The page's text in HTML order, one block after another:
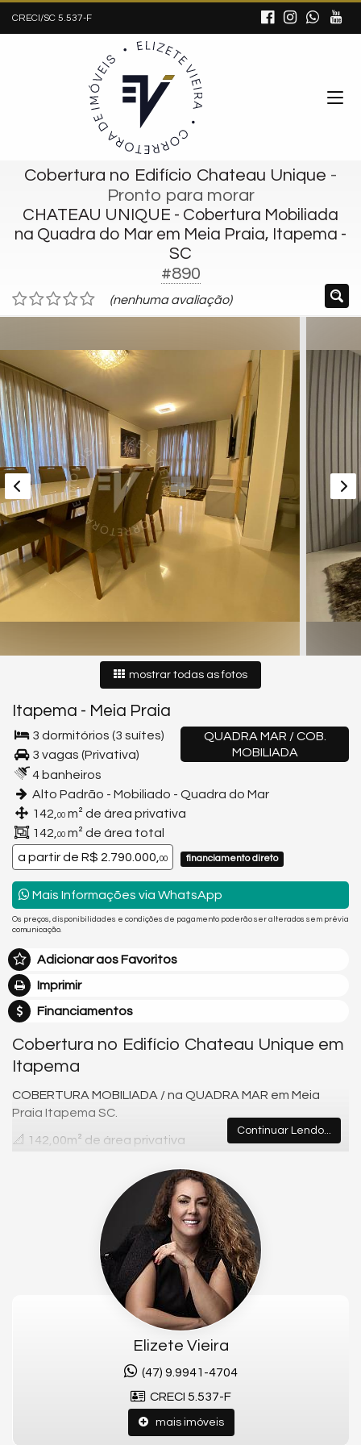
CRECI/SC 5.537-F
Cobertura no Edifício Chateau Unique -
Pronto para morar
CHATEAU UNIQUE - Cobertura Mobiliada
na Quadra do Mar em Meia Praia, Itapema -
SC
#890
(nenhuma avaliação)
mostrar todas as fotos
Itapema - Meia Praia
QUADRA MAR / COB.
MOBILIADA
3 dormitórios (3 suítes)
3 vagas (Privativa)
4 banheiros
Alto Padrão - Mobiliado - Quadra do Mar
142, 00 m² de área privativa
142, 00 m² de área total
a partir de R$ 2.790.000, 00 financiamento direto
Mais Informações via WhatsApp
Os preços, disponibilidades e condições de pagamento poderão ser alterados sem prévia
comunicação.
Adicionar aos Favoritos
Imprimir
Financiamentos
Cobertura no Edifício Chateau Unique em
Itapema
COBERTURA MOBILIADA / na QUADRA MAR em Meia
Praia Itapema SC.
📐 142,00m² de área privativa
🚗 3 Vagas de garagem
Fale Comigo e garanta este imóvel.
📞 Telefone: (47) 99941-4704
📧 E-mail: elizetevieiraimoveis@gmail.com
@elizetevieira01
*O Saldo parcelado será corrigido pelo índice mensal do
Continuar Lendo...
Elizete Vieira
(47) 9.9941-4704
CRECI 5.537-F
mais imóveis